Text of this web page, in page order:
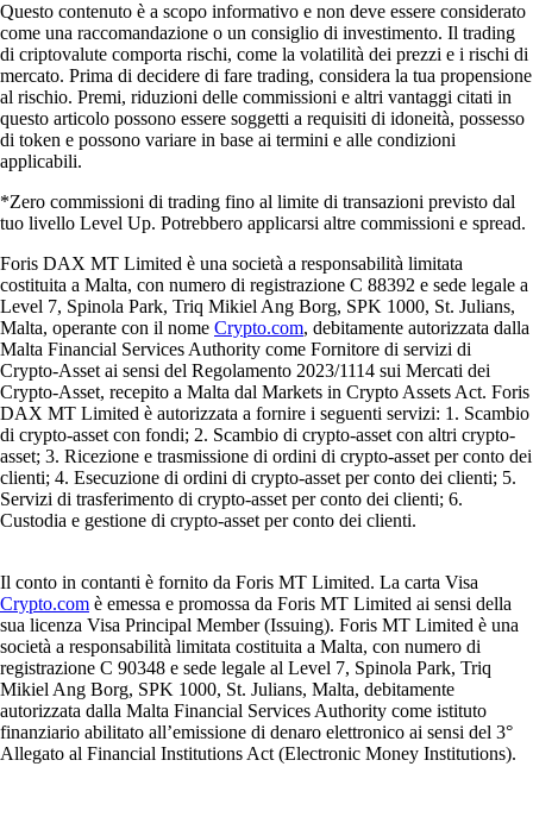
Questo contenuto è a scopo informativo e non deve essere considerato
come una raccomandazione o un consiglio di investimento. Il trading
di criptovalute comporta rischi, come la volatilità dei prezzi e i rischi di
mercato. Prima di decidere di fare trading, considera la tua propensione
al rischio. Premi, riduzioni delle commissioni e altri vantaggi citati in
questo articolo possono essere soggetti a requisiti di idoneità, possesso
di token e possono variare in base ai termini e alle condizioni
applicabili.
*Zero commissioni di trading fino al limite di transazioni previsto dal
tuo livello Level Up. Potrebbero applicarsi altre commissioni e spread.
Foris DAX MT Limited è una società a responsabilità limitata
costituita a Malta, con numero di registrazione C 88392 e sede legale a
Level 7, Spinola Park, Triq Mikiel Ang Borg, SPK 1000, St. Julians,
Malta, operante con il nome Crypto.com, debitamente autorizzata dalla
Malta Financial Services Authority come Fornitore di servizi di
Crypto-Asset ai sensi del Regolamento 2023/1114 sui Mercati dei
Crypto-Asset, recepito a Malta dal Markets in Crypto Assets Act. Foris
DAX MT Limited è autorizzata a fornire i seguenti servizi: 1. Scambio
di crypto-asset con fondi; 2. Scambio di crypto-asset con altri crypto-
asset; 3. Ricezione e trasmissione di ordini di crypto-asset per conto dei
clienti; 4. Esecuzione di ordini di crypto-asset per conto dei clienti; 5.
Servizi di trasferimento di crypto-asset per conto dei clienti; 6.
Custodia e gestione di crypto-asset per conto dei clienti.
Il conto in contanti è fornito da Foris MT Limited. La carta Visa
Crypto.com è emessa e promossa da Foris MT Limited ai sensi della
sua licenza Visa Principal Member (Issuing). Foris MT Limited è una
società a responsabilità limitata costituita a Malta, con numero di
registrazione C 90348 e sede legale al Level 7, Spinola Park, Triq
Mikiel Ang Borg, SPK 1000, St. Julians, Malta, debitamente
autorizzata dalla Malta Financial Services Authority come istituto
finanziario abilitato all’emissione di denaro elettronico ai sensi del 3°
Allegato al Financial Institutions Act (Electronic Money Institutions).